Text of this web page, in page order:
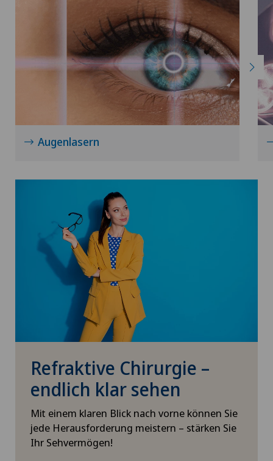
Augenlasern
Refraktive Chirurgie –
endlich klar sehen
Mit einem klaren Blick nach vorne können Sie
jede Herausforderung meistern – stärken Sie
Ihr Sehvermögen!